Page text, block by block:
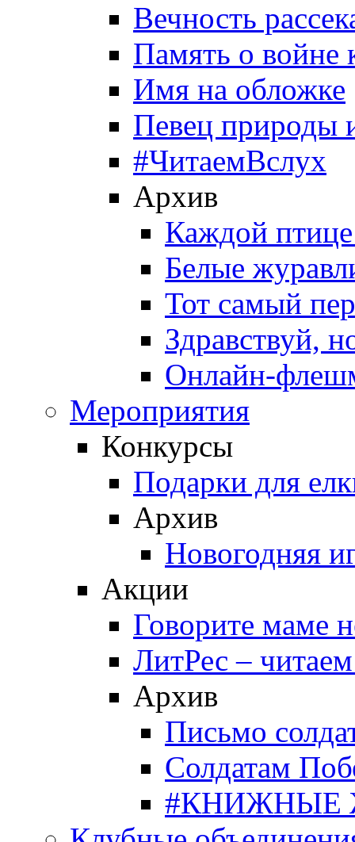
Вечность
Память о войне
Имя на обложке
Певец природы
#ЧитаемВслух
Архив
Каждой
Белые
Тот самый
Здравствуй,
Онлайн-
Мероприятия
Конкурсы
Подарки для
Архив
Новогодняя
Акции
Говорите маме
ЛитРес –
Архив
Письмо
Солдатам
#КНИЖНЫЕ